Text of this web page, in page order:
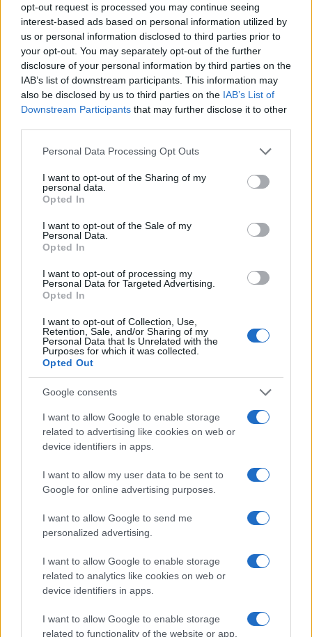
opt-out request is processed you may continue seeing
interest-based ads based on personal information utilized by
us or personal information disclosed to third parties prior to
your opt-out. You may separately opt-out of the further
disclosure of your personal information by third parties on the
IAB’s list of downstream participants. This information may
also be disclosed by us to third parties on the IAB’s List of
Downstream Participants that may further disclose it to other
Please note that this website/app uses one or more Google
not limited to your visit or usage behaviour. You may click to
grant or deny consent to Google and its third-party tags to
use your data for below specified purposes in below Google
consent section.
Personal Data Processing Opt Outs
I want to opt-out of the Sharing of my
personal data.
Opted In
I want to opt-out of the Sale of my
Personal Data.
Opted In
I want to opt-out of processing my
Personal Data for Targeted Advertising.
Opted In
I want to opt-out of Collection, Use,
Retention, Sale, and/or Sharing of my
Personal Data that Is Unrelated with the
Purposes for which it was collected.
Opted Out
Google consents
I want to allow Google to enable storage
related to advertising like cookies on web or
device identifiers in apps.
I want to allow my user data to be sent to
Google for online advertising purposes.
I want to allow Google to send me
personalized advertising.
I want to allow Google to enable storage
related to analytics like cookies on web or
device identifiers in apps.
I want to allow Google to enable storage
related to functionality of the website or app.
Sei già abbonato?
Puoi effettuare l'accesso andando nella
sezioneLogindal menù del sito o
cliccandoqui
TEMI: Notizie Olbia Poste Olbia
i tuoi video e le tue foto
345 356 7512
Notizie in tempo reale?
GalluraOggi.it
daGoogle News
Condividi l'articolo
F
ce
b
o
T
w
it
te
r
Pi
n
te
re
st
W
h
at
s
A
S
h
a
Articolo precedente
Prossimo articolo